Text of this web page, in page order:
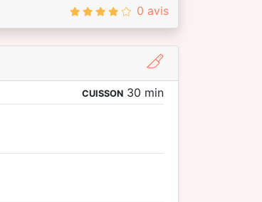
0 avis
CUISSON 30 min